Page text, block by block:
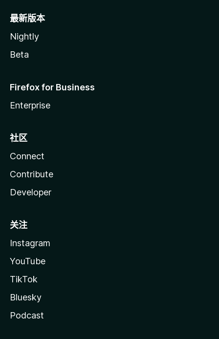
最新版本
Nightly
Beta
Firefox for Business
Enterprise
社区
Connect
Contribute
Developer
关注
Instagram
YouTube
TikTok
Bluesky
Podcast